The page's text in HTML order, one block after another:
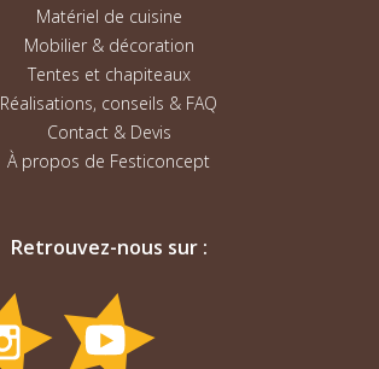
Matériel de cuisine
Mobilier & décoration
Tentes et chapiteaux
Réalisations, conseils & FAQ
Contact & Devis
À propos de Festiconcept
Retrouvez-nous sur :